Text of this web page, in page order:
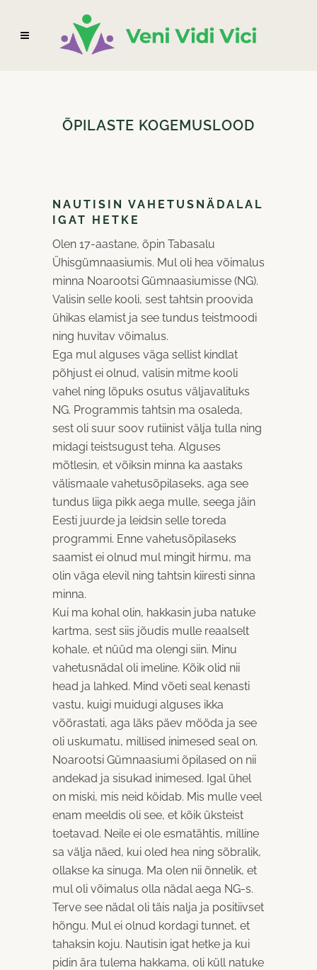
ÕPILASTE KOGEMUSLOOD
NAUTISIN VAHETUSNÄDALAL
IGAT HETKE
Olen 17-aastane, õpin Tabasalu
Ühisgümnaasiumis. Mul oli hea võimalus
minna Noarootsi Gümnaasiumisse (NG).
Valisin selle kooli, sest tahtsin proovida
ühikas elamist ja see tundus teistmoodi
ning huvitav võimalus.
Ega mul alguses väga sellist kindlat
põhjust ei olnud, valisin mitme kooli
vahel ning lõpuks osutus väljavalituks
NG. Programmis tahtsin ma osaleda,
sest oli suur soov rutiinist välja tulla ning
midagi teistsugust teha. Alguses
mõtlesin, et võiksin minna ka aastaks
välismaale vahetusõpilaseks, aga see
tundus liiga pikk aega mulle, seega jäin
Eesti juurde ja leidsin selle toreda
programmi. Enne vahetusõpilaseks
saamist ei olnud mul mingit hirmu, ma
olin väga elevil ning tahtsin kiiresti sinna
minna.
Kui ma kohal olin, hakkasin juba natuke
kartma, sest siis jõudis mulle reaalselt
kohale, et nüüd ma olengi siin. Minu
vahetusnädal oli imeline. Kõik olid nii
head ja lahked. Mind võeti seal kenasti
vastu, kuigi muidugi alguses ikka
võõrastati, aga läks päev mööda ja see
oli uskumatu, millised inimesed seal on.
Noarootsi Gümnaasiumi õpilased on nii
andekad ja sisukad inimesed. Igal ühel
on miski, mis neid köidab. Mis mulle veel
enam meeldis oli see, et kõik üksteist
toetavad. Neile ei ole esmatähtis, milline
sa välja näed, kui oled hea ning sõbralik,
ollakse ka sinuga. Ma olen nii õnnelik, et
mul oli võimalus olla nädal aega NG-s.
Terve see nädal oli täis nalja ja positiivset
hõngu. Mul ei olnud kordagi tunnet, et
tahaksin koju. Nautisin igat hetke ja kui
pidin ära tulema hakkama, oli küll natuke